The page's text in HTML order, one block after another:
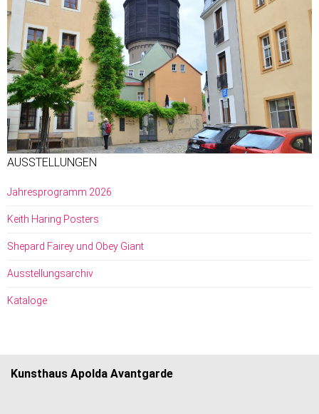
AUSSTELLUNGEN
Jahresprogramm 2026
Keith Haring Posters
Shepard Fairey und Obey Giant
Ausstellungsarchiv
Kataloge
Kunsthaus Apolda Avantgarde